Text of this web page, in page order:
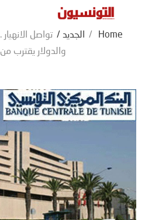
Home
/ الجديد /
والدولار يقترب من 3 دينارات